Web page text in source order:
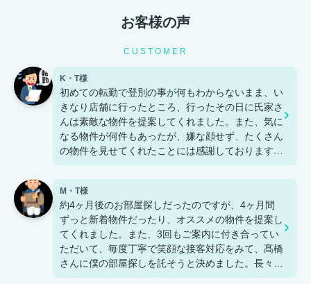
お客様の声
CUSTOMER
K・T様
初めての転勤で登別の事が何もわからないまま、い
きなり店舗に行ったところ、行ったその日に氏家さ
んは素敵な物件を提案してくれました。また、気に
なる物件が何件もあったが、嫌な顔せず、たくさん
の物件を見せてくれたことには感謝しております。
M・T様
約4ヶ月後のお部屋探しだったのですが、4ヶ月間
ずっと新着物件だったり、オススメの物件を提案し
てくれました。また、3回もご案内に付き合ってい
ただいて、毎度丁寧で笑顔な接客対応をみて、髙橋
さんに僕の部屋探しを託そうと決めました。長々と